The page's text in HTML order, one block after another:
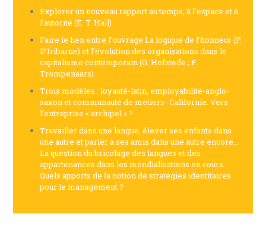
Explorer un nouveau rapport au temps, à l’espace et à
l’autorité (E. T. Hall)
Faire le lien entre l’ouvrage La logique de l’honneur (P.
D’Iribarne) et l’évolution des organisations dans le
capitalisme contemporain (G. Hofstede ; F.
Trompenaars).
Trois modèles : loyauté-latin, employabilité-anglo-
saxon et communauté de métiers- Californie. Vers
l’entreprise « archipel » ?
Travailler dans une langue, élever ses enfants dans
une autre et parler à ses amis dans une autre encore…
La question du bricolage des langues et des
appartenances dans les mondialisations en cours.
Quels apports de la notion de stratégies identitaires
pour le management ?